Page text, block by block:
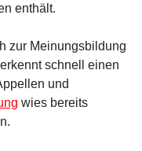
enthält.
zur Meinungsbildung
schnell einen
und
wies bereits